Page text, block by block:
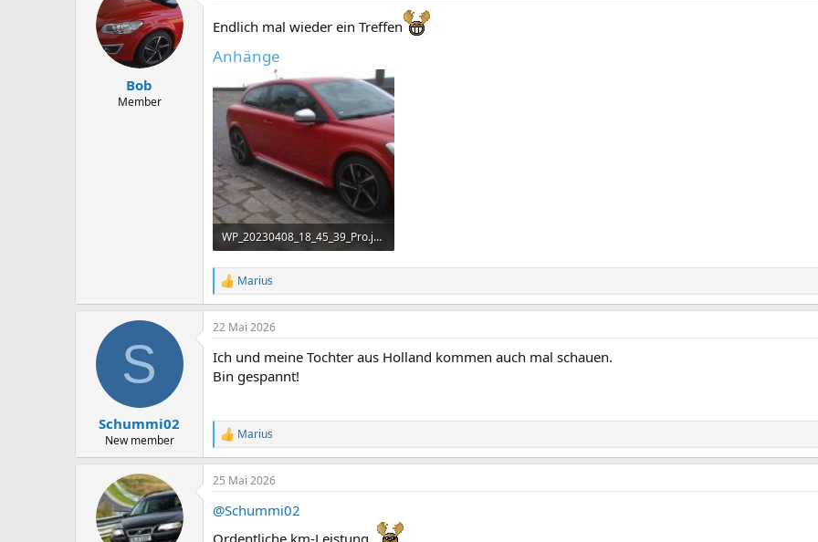
i
o
e
:
Bob
Member
Endlich mal wieder ein Treffen
Anhänge
WP_20230408_18_45_39_Pro.jpg
624,4 KB · Aufrufe: 25
R
e
a
k
i
o
n
Marius
S
Schummi02
New member
22 Mai 2026
Ich und meine Tochter aus Holland kommen auch mal schauen.
Bin gespannt!
R
e
a
k
i
Marius
25 Mai 2026
@Schummi02